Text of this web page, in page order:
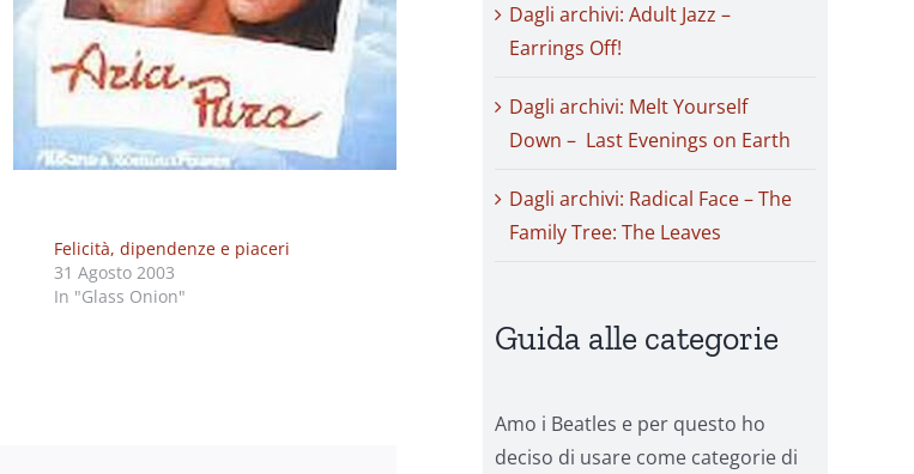
Felicità, dipendenze e piaceri
31 Agosto 2003
In "Glass Onion"
Dagli archivi: Adult Jazz –
Earrings Off!
Dagli archivi: Melt Yourself
Down – Last Evenings on Earth
Dagli archivi: Radical Face – The
Family Tree: The Leaves
Guida alle categorie
Amo i Beatles e per questo ho
deciso di usare come categorie di